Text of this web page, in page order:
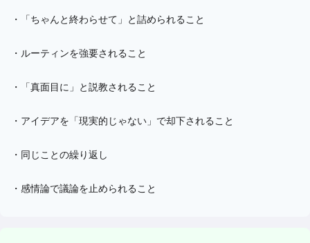
・ 「ちゃんと終わらせて」と詰められること
・ ルーティンを強要されること
・ 「真面目に」と説教されること
・ アイデアを「現実的じゃない」で却下されること
・ 同じことの繰り返し
・ 感情論で議論を止められること